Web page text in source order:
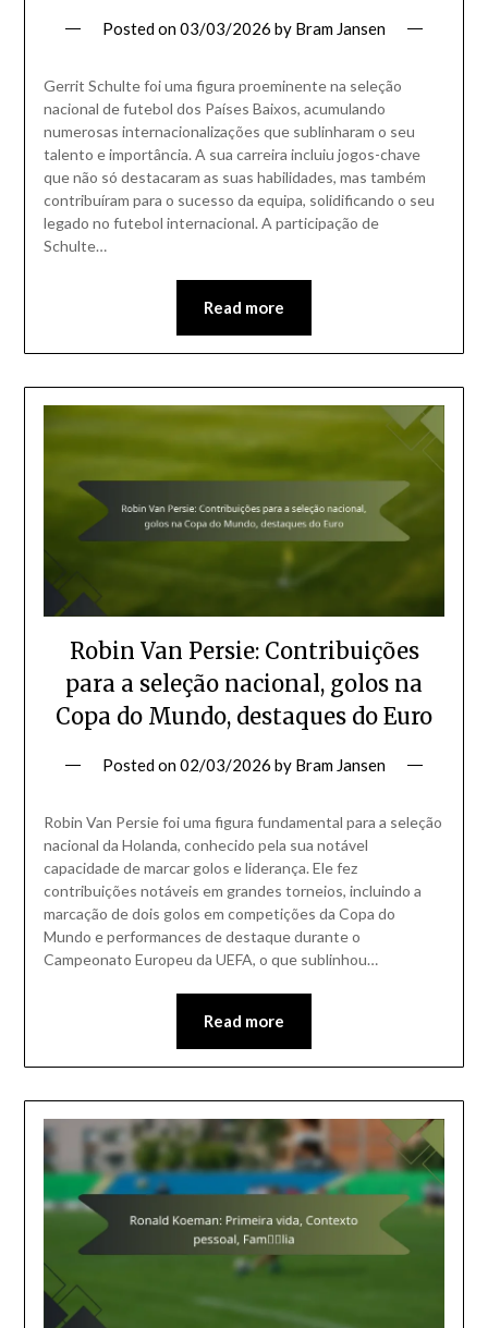
Posted on03/03/2026 by Bram Jansen
Gerrit Schulte foi uma figura proeminente na seleção
nacional de futebol dos Países Baixos, acumulando
numerosas internacionalizações que sublinharam o seu
talento e importância. A sua carreira incluiu jogos-chave
que não só destacaram as suas habilidades, mas também
contribuíram para o sucesso da equipa, solidificando o seu
legado no futebol internacional. A participação de
Schulte…
Read more
Robin Van Persie: Contribuições
para a seleção nacional, golos na
Copa do Mundo, destaques do Euro
Posted on02/03/2026 by Bram Jansen
Robin Van Persie foi uma figura fundamental para a seleção
nacional da Holanda, conhecido pela sua notável
capacidade de marcar golos e liderança. Ele fez
contribuições notáveis em grandes torneios, incluindo a
marcação de dois golos em competições da Copa do
Mundo e performances de destaque durante o
Campeonato Europeu da UEFA, o que sublinhou…
Read more